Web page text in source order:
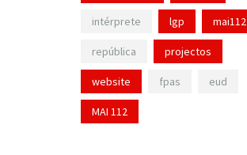
intérprete lgp mai112
república projectos
website fpas eud
MAI 112